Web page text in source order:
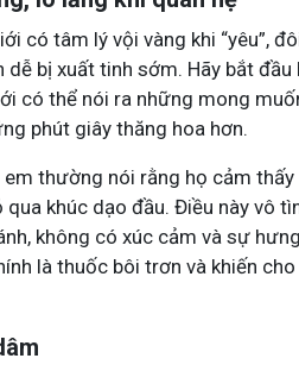
có tâm lý vội vàng khi “yêu”,
dễ bị xuất tinh sớm. Hãy bắt
có thể nói ra những mong
phút giây thăng hoa hơn.
thường nói rằng họ cảm
khúc dạo đầu. Điều này vô
không có xúc cảm và sự
là thuốc bôi trơn và khiến